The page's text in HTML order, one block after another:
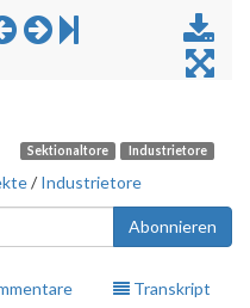
Industrietore
Sektionaltore
/Industrietore
Abonnieren
Transkript